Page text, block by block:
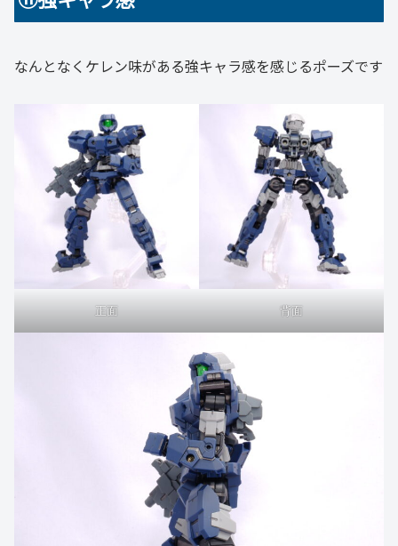
なんとなくケレン味がある強キャラ感を感じるポーズです
正面 背面